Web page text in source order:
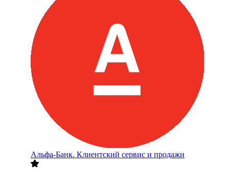
Альфа-Банк. Клиентский сервис и продажи